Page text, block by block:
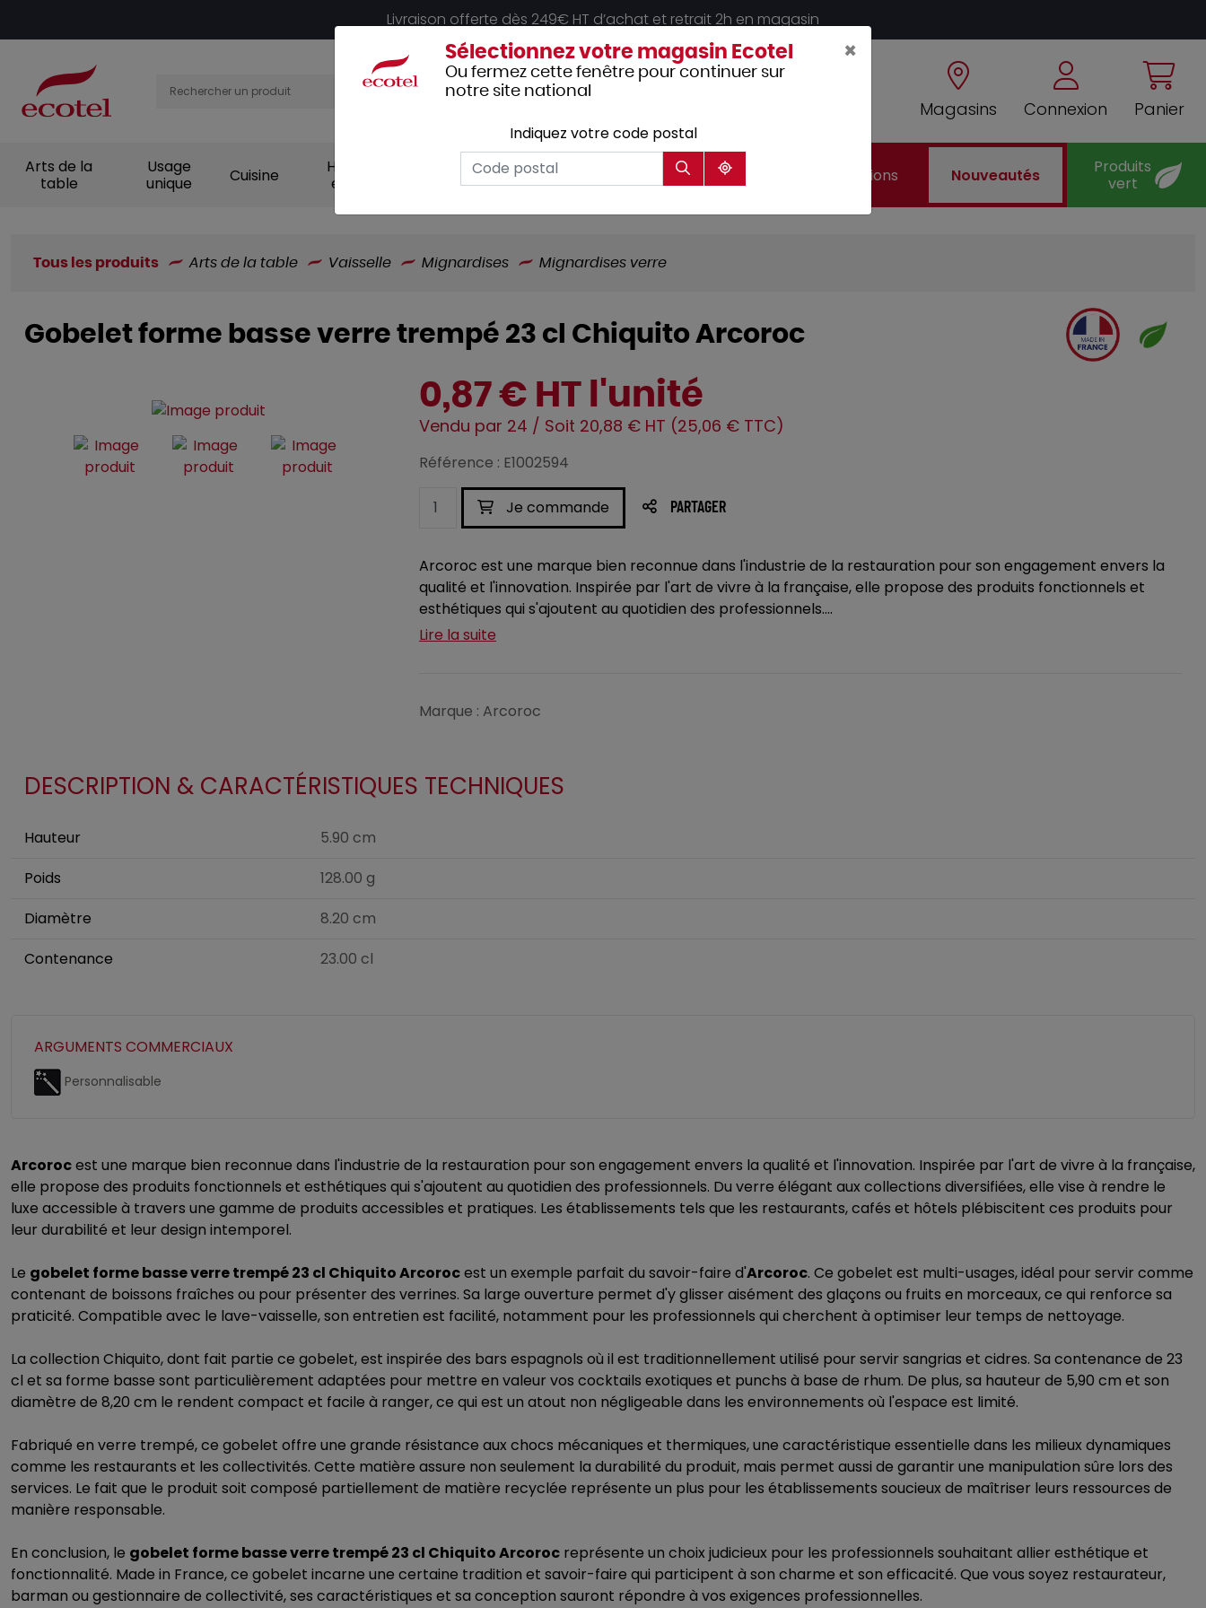
Livraison offerte dès 249€ HT d’achat et retrait 2h en magasin
Magasins Connexion Panier
Arts de la
table
Usage
unique
Cuisine
Hygiène et
entretien
Vêtements
professionnels
Hôtellerie Mobilier Promotions Nouveautés
Produits
vert
Tous les produits Arts de la table Vaisselle Mignardises Mignardises verre
Gobelet forme basse verre trempé 23 cl Chiquito Arcoroc
0,87 € HT l'unité
Vendu par 24 / Soit 20,88 € HT (25,06 € TTC)
Référence : E1002594
Je commande PARTAGER
Arcoroc est une marque bien reconnue dans l'industrie de la restauration pour son engagement envers la
qualité et l'innovation. Inspirée par l'art de vivre à la française, elle propose des produits fonctionnels et
esthétiques qui s'ajoutent au quotidien des professionnels....
Lire la suite
Marque : Arcoroc
DESCRIPTION & CARACTÉRISTIQUES TECHNIQUES
Hauteur
5.90 cm
Poids
128.00 g
Diamètre
8.20 cm
Contenance
23.00 cl
ARGUMENTS COMMERCIAUX
Personnalisable
Arcorocest une marque bien reconnue dans l'industrie de la restauration pour son engagement envers la qualité et l'innovation. Inspirée par l'art de vivre à la française,
elle propose des produits fonctionnels et esthétiques qui s'ajoutent au quotidien des professionnels. Du verre élégant aux collections diversifiées, elle vise à rendre le
luxe accessible à travers une gamme de produits accessibles et pratiques. Les établissements tels que les restaurants, cafés et hôtels plébiscitent ces produits pour
leur durabilité et leur design intemporel.
Le gobelet forme basse verre trempé 23 cl Chiquito Arcorocest un exemple parfait du savoir-faire d'Arcoroc. Ce gobelet est multi-usages, idéal pour servir comme
contenant de boissons fraîches ou pour présenter des verrines. Sa large ouverture permet d'y glisser aisément des glaçons ou fruits en morceaux, ce qui renforce sa
praticité. Compatible avec le lave-vaisselle, son entretien est facilité, notamment pour les professionnels qui cherchent à optimiser leur temps de nettoyage.
La collection Chiquito, dont fait partie ce gobelet, est inspirée des bars espagnols où il est traditionnellement utilisé pour servir sangrias et cidres. Sa contenance de 23
cl et sa forme basse sont particulièrement adaptées pour mettre en valeur vos cocktails exotiques et punchs à base de rhum. De plus, sa hauteur de 5,90 cm et son
diamètre de 8,20 cm le rendent compact et facile à ranger, ce qui est un atout non négligeable dans les environnements où l'espace est limité.
Fabriqué en verre trempé, ce gobelet offre une grande résistance aux chocs mécaniques et thermiques, une caractéristique essentielle dans les milieux dynamiques
comme les restaurants et les collectivités. Cette matière assure non seulement la durabilité du produit, mais permet aussi de garantir une manipulation sûre lors des
services. Le fait que le produit soit composé partiellement de matière recyclée représente un plus pour les établissements soucieux de maîtriser leurs ressources de
manière responsable.
En conclusion, le gobelet forme basse verre trempé 23 cl Chiquito Arcoroc représente un choix judicieux pour les professionnels souhaitant allier esthétique et
fonctionnalité. Made in France, ce gobelet incarne une certaine tradition et savoir-faire qui participent à son charme et son efficacité. Que vous soyez restaurateur,
barman ou gestionnaire de collectivité, ses caractéristiques et sa conception sauront répondre à vos exigences professionnelles.
×
Sélectionnez votre magasin Ecotel
Ou fermez cette fenêtre pour continuer sur
notre site national
Indiquez votre code postal